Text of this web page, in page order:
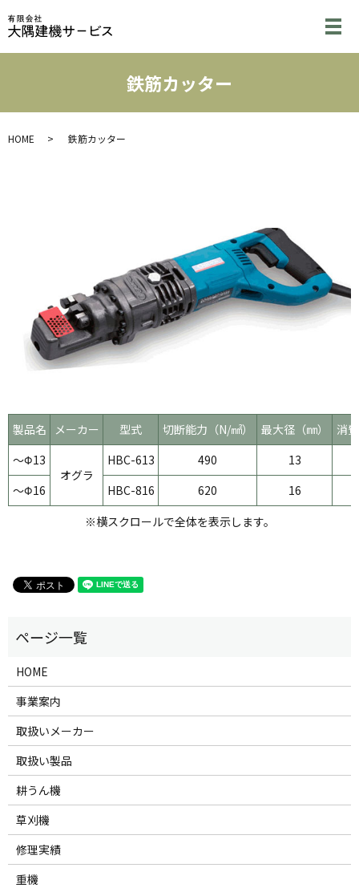
メ
鉄筋カッター
HOME 鉄筋カッター
製品名 メーカー 型式 切断能力（N/㎟） 最大径（㎜）
消
～Φ13
オグラ
HBC-613 490
13
～Φ16
HBC-816 620
16
※横スクロールで全体を表示します。
HOME
事業案内
取扱いメーカー
取扱い製品
耕うん機
草刈機
修理実績
重機